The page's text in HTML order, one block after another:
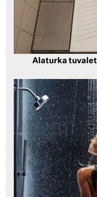
Alaturka tuvalet